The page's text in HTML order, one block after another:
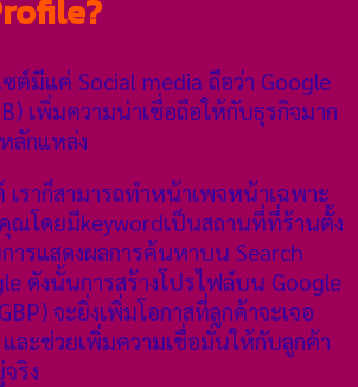
ต์มีแค่ Social media ถือว่า Google
เพิ่มความน่าเชื่อถือให้กับธุรกิจมาก
ลักแหล่ง
ราก็สามารถทำหน้าเพจหน้าเฉพาะ
ณโดยมีkeywordเป็นสถานที่ที่ร้านตั้ง
ารแสดงผลการค้นหาบน Search
ดังนั้นการสร้างโปรไฟล์บน Google
จะยิ่งเพิ่มโอกาสที่ลูกค้าจะเจอ
ละช่วยเพิ่มความเชื่อมั่นให้กับลูกค้า
ริง